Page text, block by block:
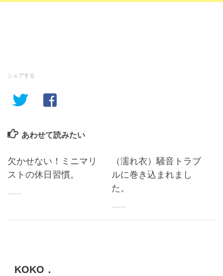
シェアする
あわせて読みたい
欠かせない！ミニマリ
ストの休日習慣。
2024-04-14
（濡れ衣）騒音トラブ
ルに巻き込まれまし
た。
2019-02-26
KOKO．